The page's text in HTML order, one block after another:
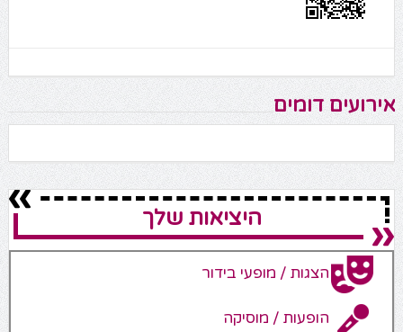
אירועים דומים
היציאות שלך
הצגות / מופעי בידור
הופעות / מוסיקה